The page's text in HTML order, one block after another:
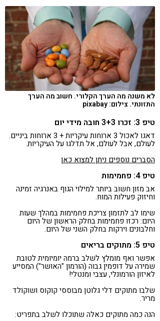
לא משנה מה הערך הקלורי. חשוב מה הערך
התזונתי. צילום: pixabay
טיפ 3: זכרו 3+3 חובה מידי יום
דאגו לאכול 3 ארוחות עיקריות + 3 ארוחות ביניים.
לעולם, אבל לעולם, אל תדלגו על העיקריות.
הסברים נוספים ניתן למצוא כאן
טיפ 4: פחמימות
אב מזון חשוב ביותר למילוי הגוף באנרגיה זמינה
וחיזוק פעילות המוח.
שימו לב לתזמון צריכת פחמימות במהלך שעות
היום: רכזו פחמימות בחלק הראשון של היום
וחלבונים וירקות בחלק השני של היום.
טיפ 5: מתוקים בריאים
אפשר ואף מומלץ לשלב ברמה יומיומית לטובת
שמירה על דופמין גבוה (הורמון "האושר") המסייע
לאיזון הורמונלי, עצבי ומנטלי!
שלבו מתוקים דלי גלוטן מבוססי קוקוס ושוקולד
מריר.
הנה כמה מתוקים כאלה שתוכלו לשלב בתפריט: